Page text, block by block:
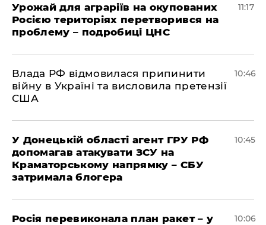
Урожай для аграріїв на окупованих
Росією територіях перетворився на
проблему – подробиці ЦНС
11:17
Влада РФ відмовилася припинити
війну в Україні та висловила претензії
США
10:46
У Донецькій області агент ГРУ РФ
допомагав атакувати ЗСУ на
Краматорському напрямку – СБУ
затримала блогера
10:45
Росія перевиконала план ракет – у
10:06